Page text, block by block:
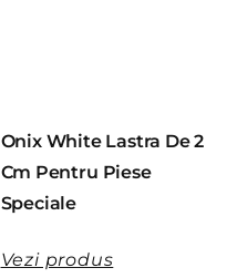
Onix White Lastra De 2
Cm Pentru Piese
Speciale
Vezi produs